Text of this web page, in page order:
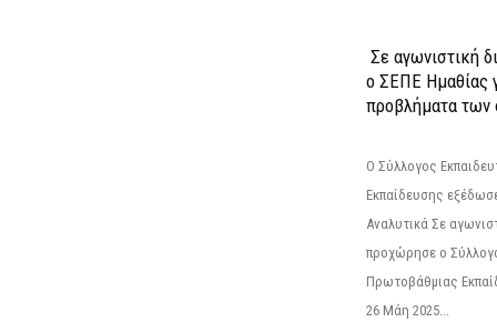
Σε αγωνιστική
ο ΣΕΠΕ Ημαθίας
προβλήματα των
Ο Σύλλογος
Εκπαίδευσης
Αναλυτικά Σε
προχώρησε ο
Πρωτοβάθμιας
26 Μάη 2025...